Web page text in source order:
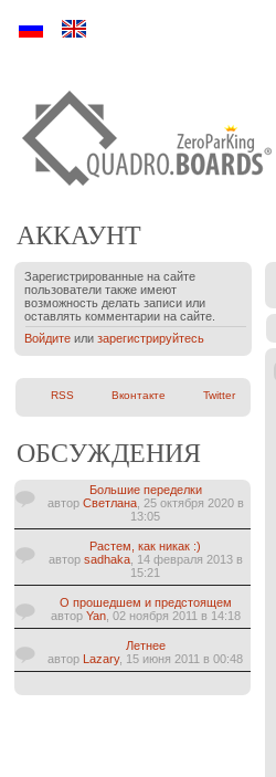
Ру En
АККАУНТ
Зарегистрированные на сайте
пользователи также имеют
возможность делать записи или
оставлять комментарии на сайте.
Войдите илизарегистрируйтесь
RSS Вконтакте Twitter
ОБСУЖДЕНИЯ
Большие переделки
автор Светлана, 25 октября 2020 в
13:05
Растем, как никак :)
автор sadhaka, 14 февраля 2013 в
15:21
О прошедшем и предстоящем
автор Yan, 02 ноября 2011 в 14:18
Летнее
автор Lazary, 15 июня 2011 в 00:48